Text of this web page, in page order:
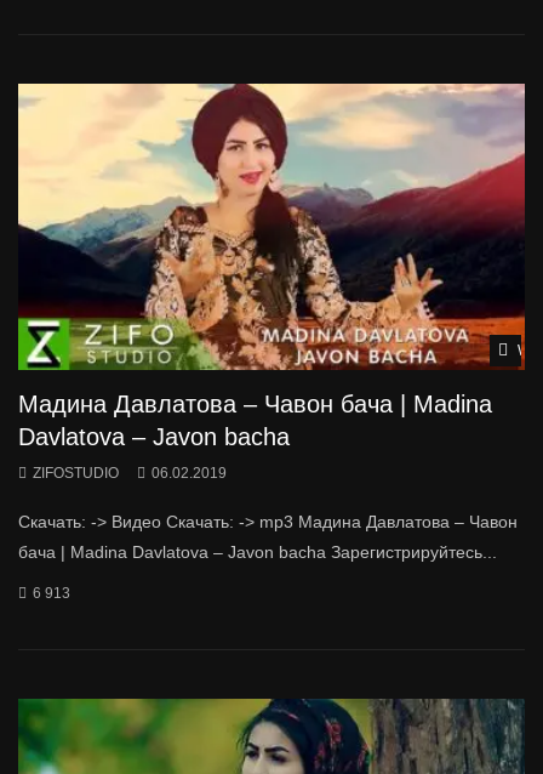
Мадина Давлатова – Чавон бача | Madina
Davlatova – Javon bacha
ZIFOSTUDIO 06.02.2019
Скачать: -> Видео Скачать: -> mp3 Мадина Давлатова – Чавон
бача | Madina Davlatova – Javon bacha Зарегистрируйтесь...
6 913